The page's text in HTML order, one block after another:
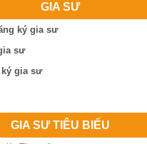
GIA SƯ
ký gia sư
sư
gia sư
GIA SƯ TIÊU BIỂU
là: Giáo viên
Hoài Bão
là: Thạc sĩ